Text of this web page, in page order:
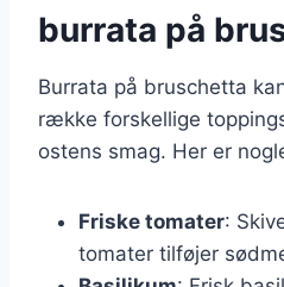
burrata på
Burrata på bruschetta
række forskellige
ostens smag. Her er
Friske tomater:
tomater tilføjer